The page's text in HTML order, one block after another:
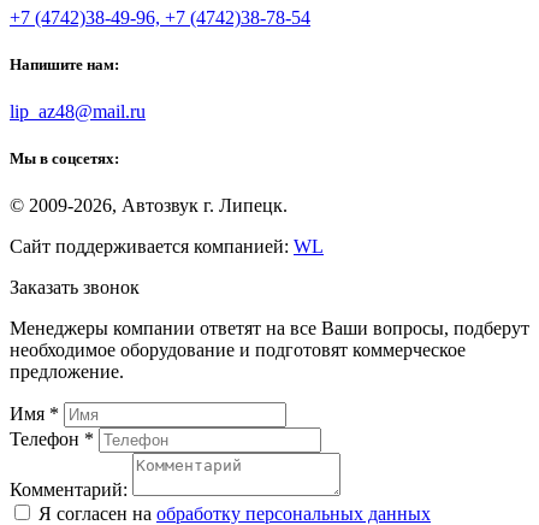
+7 (4742)38-49-96, +7 (4742)38-78-54
Напишите нам:
lip_az48@mail.ru
Мы в соцсетях:
© 2009-2026, Автозвук г. Липецк.
Сайт поддерживается компанией: WL
Заказать звонок
Менеджеры компании ответят на все Ваши вопросы, подберут
необходимое оборудование и подготовят коммерческое
предложение.
Имя *
Телефон *
Комментарий:
Я согласен на обработку персональных данных